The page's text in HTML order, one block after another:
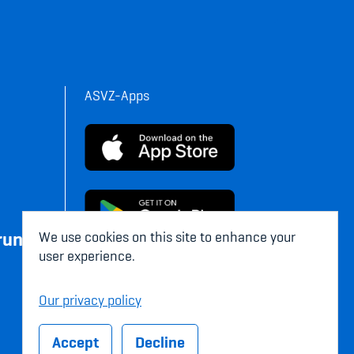
We use cookies on this site to enhance your
user experience.
Our privacy policy
Accept Decline
ASVZ-Apps